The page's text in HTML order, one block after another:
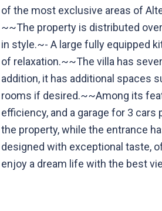
of the most exclusive areas of
~~The property is distributed
in style.~- A large fully equipped
of relaxation.~~The villa has
addition, it has additional spaces
rooms if desired.~~Among its
efficiency, and a garage for 3
the property, while the entrance
designed with exceptional taste,
enjoy a dream life with the best